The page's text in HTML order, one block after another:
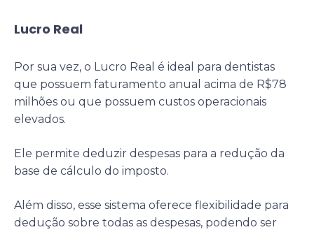
Lucro Real
Por sua vez, o Lucro Real é ideal para dentistas
que possuem faturamento anual acima de R$78
milhões ou que possuem custos operacionais
elevados.
Ele permite deduzir despesas para a redução da
base de cálculo do imposto.
Além disso, esse sistema oferece flexibilidade para
dedução sobre todas as despesas, podendo ser